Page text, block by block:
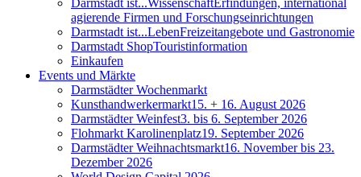
Darmstadt ist...WissenschaftErfindungen, international
agierende Firmen und Forschungseinrichtungen
Darmstadt ist...LebenFreizeitangebote und Gastronomie
Darmstadt ShopTouristinformation
Einkaufen
Events und Märkte
Darmstädter Wochenmarkt
Kunsthandwerkermarkt15. + 16. August 2026
Darmstädter Weinfest3. bis 6. September 2026
Flohmarkt Karolinenplatz19. September 2026
Darmstädter Weihnachtsmarkt16. November bis 23.
Dezember 2026